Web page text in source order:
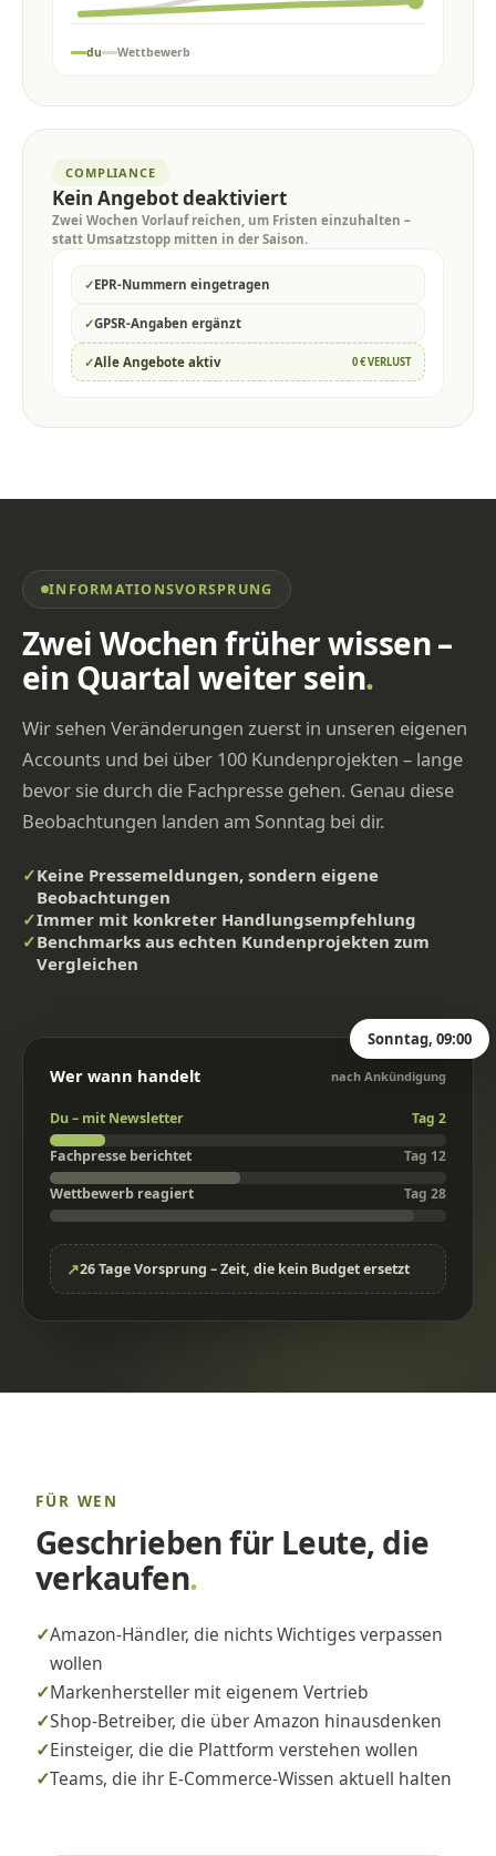
du Wettbewerb
COMPLIANCE
Kein Angebot deaktiviert
✓EPR-Nummern eingetragen
✓GPSR-Angaben ergänzt
✓Alle Angebote aktiv 0 € VERLUST
Zwei Wochen Vorlauf reichen, um Fristen einzuhalten –
statt Umsatzstopp mitten in der Saison.
INFORMATIONSVORSPRUNG
Zwei Wochen früher wissen –
ein Quartal weiter sein.
Wir sehen Veränderungen zuerst in unseren eigenen
Accounts und bei über 100 Kundenprojekten – lange
bevor sie durch die Fachpresse gehen. Genau diese
Beobachtungen landen am Sonntag bei dir.
✓Keine Pressemeldungen, sondern eigene
Beobachtungen
✓Immer mit konkreter Handlungsempfehlung
✓Benchmarks aus echten Kundenprojekten zum
Vergleichen
Wer wann handelt nach Ankündigung
Du – mit Newsletter
Tag 2
Fachpresse berichtet
Tag 12
Wettbewerb reagiert
Tag 28
↗26 Tage Vorsprung – Zeit, die kein Budget ersetzt
Sonntag, 09:00
FÜR WEN
Geschrieben für Leute, die
verkaufen.
✓Amazon-Händler, die nichts Wichtiges verpassen
wollen
✓Markenhersteller mit eigenem Vertrieb
✓Shop-Betreiber, die über Amazon hinausdenken
✓Einsteiger, die die Plattform verstehen wollen
✓Teams, die ihr E-Commerce-Wissen aktuell halten